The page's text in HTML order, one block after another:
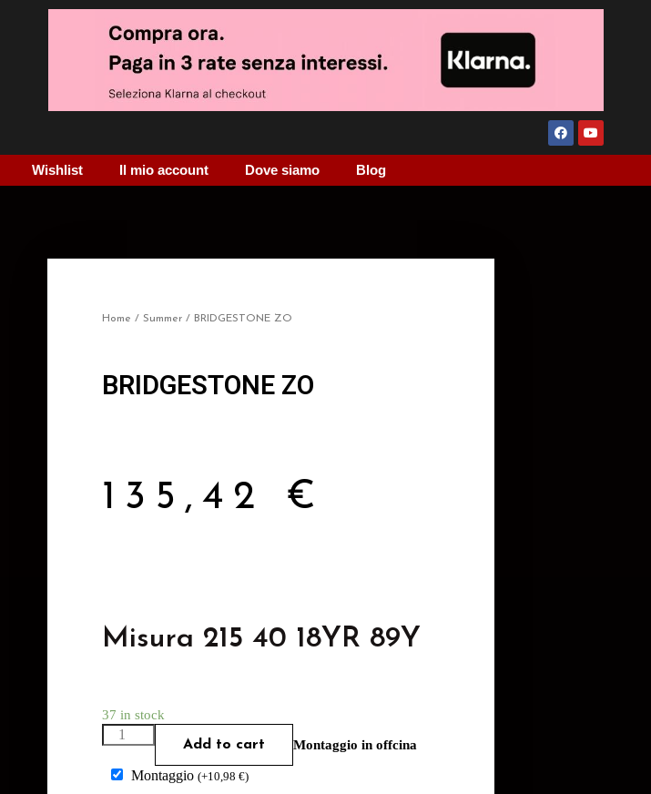
Wishlist Il mio account Dove siamo Blog
Home / Summer / BRIDGESTONE ZO
BRIDGESTONE ZO
135,42 €
Misura 215 40 18YR 89Y
37 in stock
Add to cart Montaggio in offcina
Montaggio (+10,98 €)